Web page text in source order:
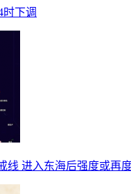
下调
线 进入东海后强度或再